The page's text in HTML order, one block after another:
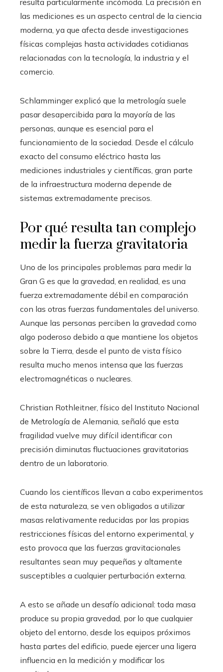
resulta particularmente incómoda. La precisión en
las mediciones es un aspecto central de la ciencia
moderna, ya que afecta desde investigaciones
físicas complejas hasta actividades cotidianas
relacionadas con la tecnología, la industria y el
comercio.
Schlamminger explicó que la metrología suele
pasar desapercibida para la mayoría de las
personas, aunque es esencial para el
funcionamiento de la sociedad. Desde el cálculo
exacto del consumo eléctrico hasta las
mediciones industriales y científicas, gran parte
de la infraestructura moderna depende de
sistemas extremadamente precisos.
Por qué resulta tan complejo
medir la fuerza gravitatoria
Uno de los principales problemas para medir la
Gran G es que la gravedad, en realidad, es una
fuerza extremadamente débil en comparación
con las otras fuerzas fundamentales del universo.
Aunque las personas perciben la gravedad como
algo poderoso debido a que mantiene los objetos
sobre la Tierra, desde el punto de vista físico
resulta mucho menos intensa que las fuerzas
electromagnéticas o nucleares.
Christian Rothleitner, físico del Instituto Nacional
de Metrología de Alemania, señaló que esta
fragilidad vuelve muy difícil identificar con
precisión diminutas fluctuaciones gravitatorias
dentro de un laboratorio.
Cuando los científicos llevan a cabo experimentos
de esta naturaleza, se ven obligados a utilizar
masas relativamente reducidas por las propias
restricciones físicas del entorno experimental, y
esto provoca que las fuerzas gravitacionales
resultantes sean muy pequeñas y altamente
susceptibles a cualquier perturbación externa.
A esto se añade un desafío adicional: toda masa
produce su propia gravedad, por lo que cualquier
objeto del entorno, desde los equipos próximos
hasta partes del edificio, puede ejercer una ligera
influencia en la medición y modificar los